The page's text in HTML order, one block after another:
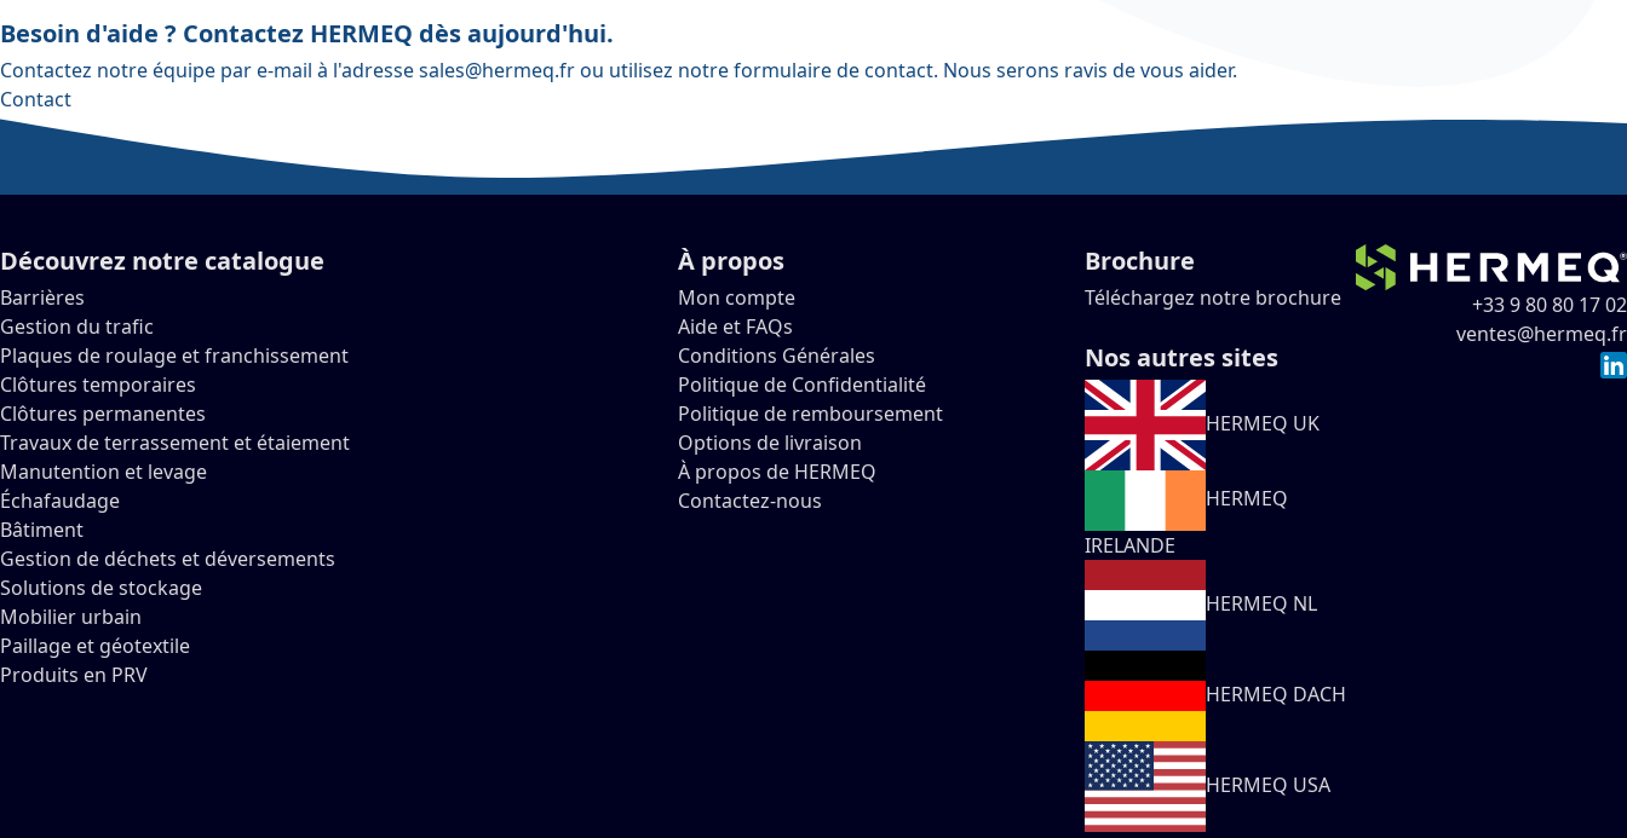
Besoin d'aide ? Contactez HERMEQ dès aujourd'hui.
Contactez notre équipe par e-mail à l'adressesales@hermeq.frou utilisez notreformulaire de contact. Nous serons ravis de vous aider.
Contact
Découvrez notre catalogue
Barrières
Gestion du trafic
Plaques de roulage et franchissement
Clôtures temporaires
Clôtures permanentes
Travaux de terrassement et étaiement
Manutention et levage
Échafaudage
Bâtiment
Gestion de déchets et déversements
Solutions de stockage
Mobilier urbain
Paillage et géotextile
Produits en PRV
À propos
Mon compte
Aide et FAQs
Conditions Générales
Politique de Confidentialité
Politique de remboursement
Options de livraison
À propos de HERMEQ
Contactez-nous
Brochure
Téléchargez notre brochure
Nos autres sites
HERMEQ UK
HERMEQ
IRELANDE
HERMEQ NL
HERMEQ DACH
HERMEQ USA
+33 9 80 80 17 02
ventes@hermeq.fr